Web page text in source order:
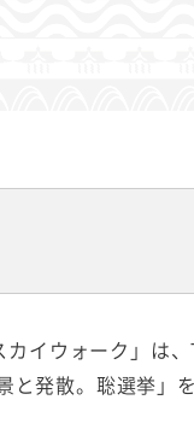
イウォーク」は
発散。聡選挙」を